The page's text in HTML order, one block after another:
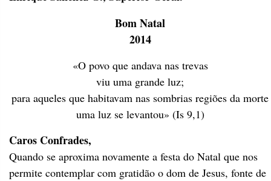
Bom Natal
2014
«O povo que andava nas trevas
viu uma grande luz;
para aqueles que habitavam nas sombrias regiões da morte
uma luz se levantou» (Is 9,1)
Caros Confrades,
Quando se aproxima novamente a festa do Natal que nos
permite contemplar com gratidão o dom de Jesus, fonte de